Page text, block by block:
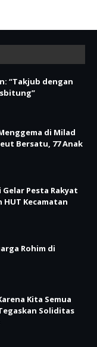
“Takjub dengan
di Milad
Bersatu, 77 Anak
Pesta Rakyat
HUT Kecamatan
Rohim di
Kita Semua
Soliditas